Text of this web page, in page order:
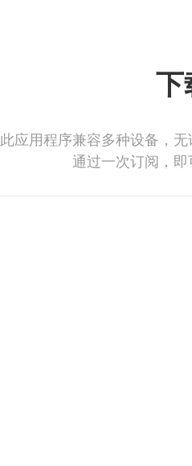
下
此应用程序兼容多种设备，
通过一次订阅，即